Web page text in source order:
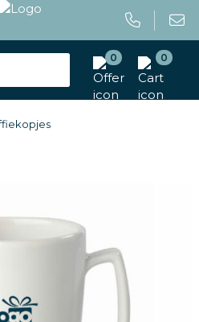
0 0